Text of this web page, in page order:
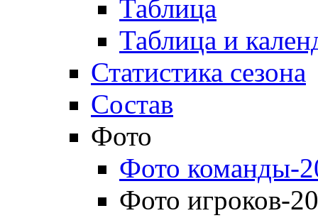
Таблица
Таблица и
Статистика сезона
Состав
Фото
Фото команды-
Фото игроков-